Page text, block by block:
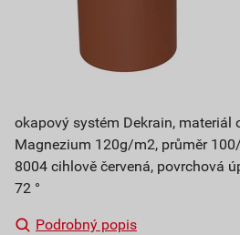
okapový systém Dekrain, materiál
Magnezium 120g/m2, průměr
8004 cihlově červená, povrchová
72 °
Podrobný popis